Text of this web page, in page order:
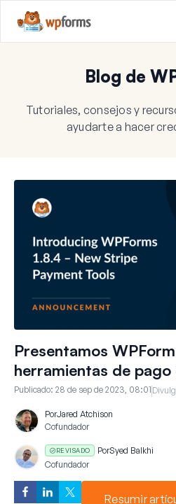
Blog de
Tutoriales, consejos y
ayudarte a hacer
Presentamos
herramientas de
Publicado: 28 de sep de 2023, 08:01
PorJared Atchison
Cofundador
REVISADO PorSyed Balkhi
Cofundador
Resumir